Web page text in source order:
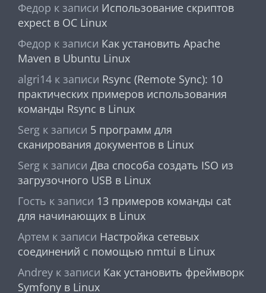
Федор к записи Использование скриптов
expect в ОС Linux
Федор к записи Как установить Apache
Maven в Ubuntu Linux
algri14 к записи Rsync (Remote Sync): 10
практических примеров использования
команды Rsync в Linux
Serg к записи 5 программ для
сканирования документов в Linux
Serg к записи Два способа создать ISO из
загрузочного USB в Linux
Гость к записи 13 примеров команды cat
для начинающих в Linux
Артем к записи Настройка сетевых
соединений с помощью nmtui в Linux
Andrey к записи Как установить фреймворк
Symfony в Linux